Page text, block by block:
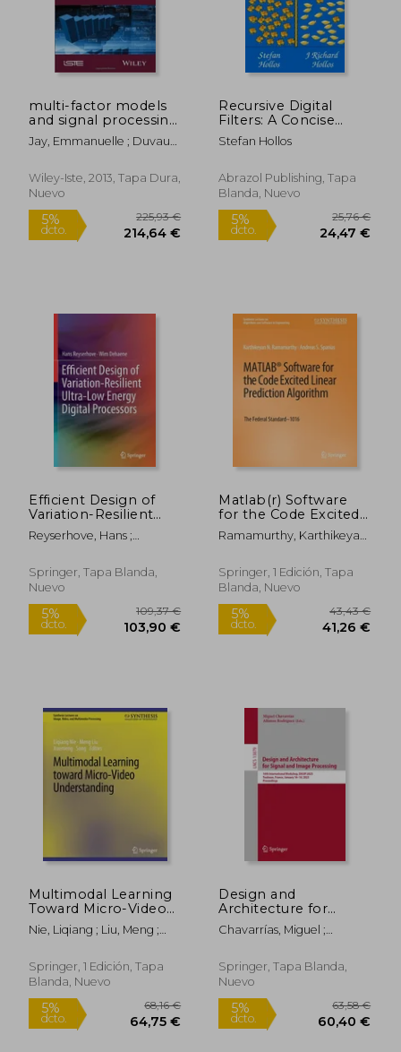
5%
dcto. 156,10 €
5%
dcto.
multi-factor models
and signal processing
techniques (en
Inglés)
Jay, Emmanuelle ; Duvaut,
Wiley-Iste, 2013, Tapa Dura,
Nuevo
Recursive Digital
Filters: A Concise
Guide
Stefan Hollos
Abrazol Publishing, Tapa
Blanda, Nuevo
Efficient Design of
Variation-Resilient
Ultra-Low Energy
Digital Processors (en
Reyserhove, Hans ;
Springer, Tapa Blanda,
Nuevo
Matlab(r) Software
for the Code Excited
Linear Prediction
Algorithm: The
(en Inglés)
Ramamurthy, Karthikeyan
Springer, 1 Edición, Tapa
Blanda, Nuevo
Multimodal Learning
Toward Micro-Video
Understanding (en
Inglés)
Nie, Liqiang ; Liu, Meng ;
Springer, 1 Edición, Tapa
Blanda, Nuevo
Design and
Architecture for
Signal and Image
Processing: 16th
Workshop, Dasip
2023, Toulouse,
2023, Proceedings
(en Inglés)
Chavarrías, Miguel ;
Springer, Tapa Blanda,
Nuevo